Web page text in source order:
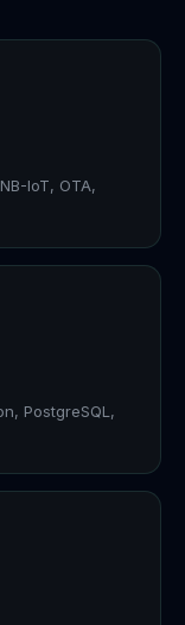
IoT, OTA,
PostgreSQL,